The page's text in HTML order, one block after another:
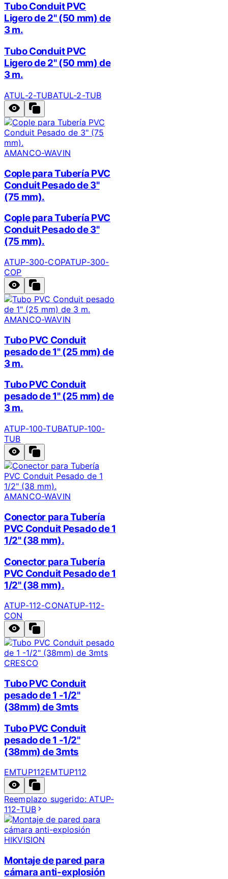
Tubo Conduit PVC
Ligero de 2" (50 mm) de
3 m.
Tubo Conduit PVC
Ligero de 2" (50 mm) de
3 m.
ATUL-2-TUBATUL-2-TUB
AMANCO-WAVIN
Cople para Tubería PVC
Conduit Pesado de 3"
(75 mm).
Cople para Tubería PVC
Conduit Pesado de 3"
(75 mm).
ATUP-300-COPATUP-300-
COP
AMANCO-WAVIN
Tubo PVC Conduit
pesado de 1" (25 mm) de
3 m.
Tubo PVC Conduit
pesado de 1" (25 mm) de
3 m.
ATUP-100-TUBATUP-100-
TUB
AMANCO-WAVIN
Conector para Tubería
PVC Conduit Pesado de 1
1/2" (38 mm).
Conector para Tubería
PVC Conduit Pesado de 1
1/2" (38 mm).
ATUP-112-CONATUP-112-
CON
CRESCO
Tubo PVC Conduit
pesado de 1 -1/2"
(38mm) de 3mts
Tubo PVC Conduit
pesado de 1 -1/2"
(38mm) de 3mts
EMTUP112EMTUP112
Reemplazo sugerido:ATUP-
112-TUB
HIKVISION
Montaje de pared para
cámara anti-explosión